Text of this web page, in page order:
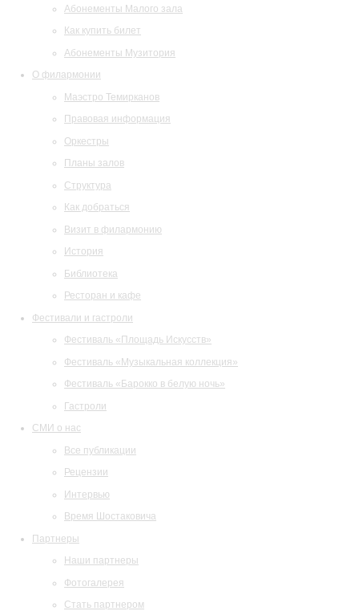
Абонементы Малого зала
Как купить билет
Абонементы Музитория
О филармонии
Маэстро Темирканов
Правовая информация
Оркестры
Планы залов
Структура
Как добраться
Визит в филармонию
История
Библиотека
Ресторан и кафе
Фестивали и гастроли
Фестиваль «Площадь Искусств»
Фестиваль «Музыкальная коллекция»
Фестиваль «Барокко в белую ночь»
Гастроли
СМИ о нас
Все публикации
Рецензии
Интервью
Время Шостаковича
Партнеры
Наши партнеры
Фотогалерея
Стать партнером